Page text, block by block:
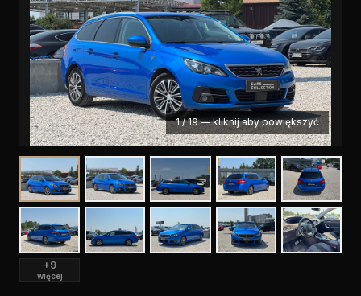
1/19—kliknij aby powiększyć
+9
więcej